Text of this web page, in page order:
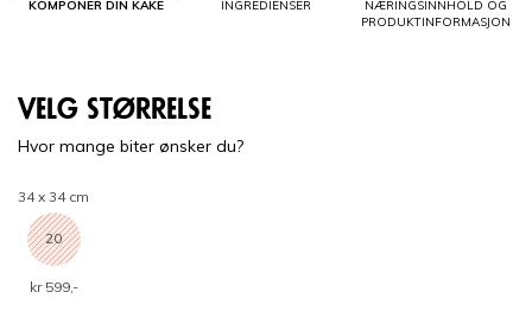
KOMPONER DIN KAKE INGREDIENSER
NÆRINGSINNHOLD OG
PRODUKTINFORMASJON
Velg størrelse
Hvor mange biter ønsker du?
34 x 34 cm
20
kr 599,-